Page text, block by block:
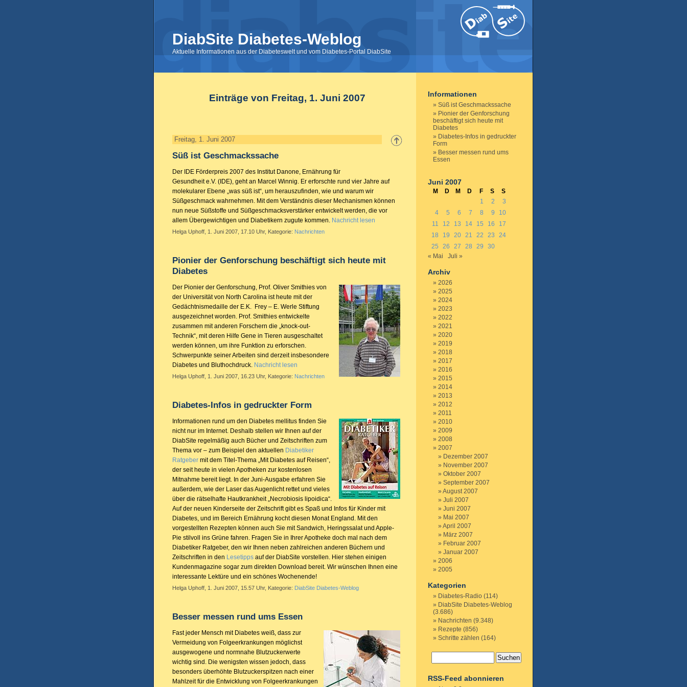
DiabSite Diabetes-Weblog
Aktuelle Informationen aus der Diabeteswelt und vom Diabetes-Portal DiabSite
Einträge von Freitag, 1. Juni 2007
Freitag, 1. Juni 2007
Süß ist Geschmackssache
Der IDE Förderpreis 2007 des Institut Danone, Ernährung für
Gesundheit e.V. (IDE), geht an Marcel Winnig. Er erforschte rund vier Jahre auf
molekularer Ebene „was süß ist“, um herauszufinden, wie und warum wir
Süßgeschmack wahrnehmen. Mit dem Verständnis dieser Mechanismen können
nun neue Süßstoffe und Süßgeschmacksverstärker entwickelt werden, die vor
allem Übergewichtigen und Diabetikern zugute kommen. Nachricht lesen
Helga Uphoff, 1. Juni 2007, 17.10 Uhr, Kategorie: Nachrichten
Pionier der Genforschung beschäftigt sich heute mit
Diabetes
Der Pionier der Genforschung, Prof. Oliver Smithies von
der Universität von North Carolina ist heute mit der
Gedächtnismedaille der E.K. Frey – E. Werle Stiftung
ausgezeichnet worden. Prof. Smithies entwickelte
zusammen mit anderen Forschern die „knock-out-
Technik“, mit deren Hilfe Gene in Tieren ausgeschaltet
werden können, um ihre Funktion zu erforschen.
Schwerpunkte seiner Arbeiten sind derzeit insbesondere
Diabetes und Bluthochdruck. Nachricht lesen
Helga Uphoff, 1. Juni 2007, 16.23 Uhr, Kategorie: Nachrichten
Diabetes-Infos in gedruckter Form
Informationen rund um den Diabetes mellitus finden Sie
nicht nur im Internet. Deshalb stellen wir Ihnen auf der
DiabSite regelmäßig auch Bücher und Zeitschriften zum
Thema vor – zum Beispiel den aktuellen Diabetiker
Ratgeber mit dem Titel-Thema „Mit Diabetes auf Reisen“,
der seit heute in vielen Apotheken zur kostenlosen
Mitnahme bereit liegt. In der Juni-Ausgabe erfahren Sie
außerdem, wie der Laser das Augenlicht rettet und vieles
über die rätselhafte Hautkrankheit „Necrobiosis lipoidica“.
Auf der neuen Kinderseite der Zeitschrift gibt es Spaß und Infos für Kinder mit
Diabetes, und im Bereich Ernährung kocht diesen Monat England. Mit den
vorgestellten Rezepten können auch Sie mit Sandwich, Heringssalat und Apple-
Pie stilvoll ins Grüne fahren. Fragen Sie in Ihrer Apotheke doch mal nach dem
Diabetiker Ratgeber, den wir Ihnen neben zahlreichen anderen Büchern und
Zeitschriften in den Lesetipps auf der DiabSite vorstellen. Hier stehen einigen
Kundenmagazine sogar zum direkten Download bereit. Wir wünschen Ihnen eine
interessante Lektüre und ein schönes Wochenende!
Helga Uphoff, 1. Juni 2007, 15.57 Uhr, Kategorie: DiabSite Diabetes-Weblog
Besser messen rund ums Essen
Fast jeder Mensch mit Diabetes weiß, dass zur
Vermeidung von Folgeerkrankungen möglichst
ausgewogene und normnahe Blutzuckerwerte
wichtig sind. Die wenigsten wissen jedoch, dass
besonders überhöhte Blutzuckerspitzen nach einer
Mahlzeit für die Entwicklung von Folgeerkrankungen
Informationen
Süß ist Geschmackssache
Pionier der Genforschung
beschäftigt sich heute mit
Diabetes
Diabetes-Infos in gedruckter
Form
Besser messen rund ums
Essen
Juni 2007
M D M D F S
S
1
2
3
4
5 6 7 8 9
10
11
12 13 14 15 16
17
18
19 20 21 22 23
24
25
26 27 28 29
30
« Mai
Juli »
Archiv
2026
2025
2024
2023
2022
2021
2020
2019
2018
2017
2016
2015
2014
2013
2012
2011
2010
2009
2008
2007
Dezember 2007
November 2007
Oktober 2007
September 2007
August 2007
Juli 2007
Juni 2007
Mai 2007
April 2007
März 2007
Februar 2007
Januar 2007
2006
2005
Kategorien
Diabetes-Radio (114)
DiabSite Diabetes-Weblog
(3.686)
Nachrichten (9.348)
Rezepte (856)
Schritte zählen (164)
RSS-Feed abonnieren